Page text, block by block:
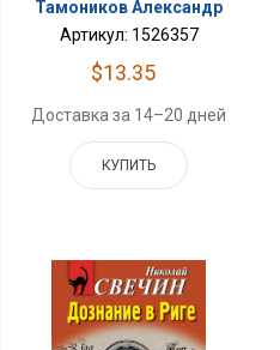
Тамоников Александр
Артикул: 1526357
$13.35
Доставка за 14–20 дней
КУПИТЬ